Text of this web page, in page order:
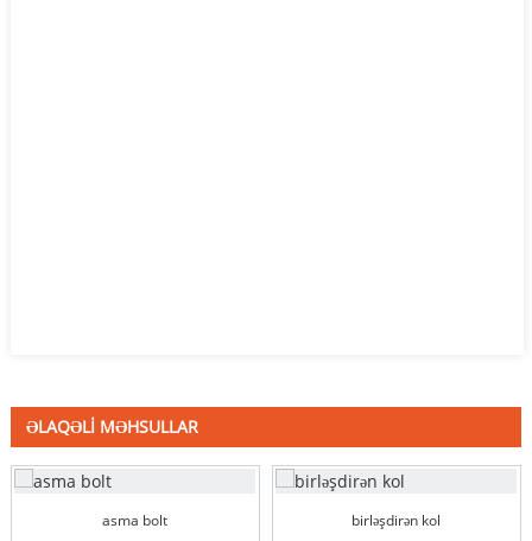
ƏLAQƏLİ MƏHSULLAR
asma bolt birləşdirən kol